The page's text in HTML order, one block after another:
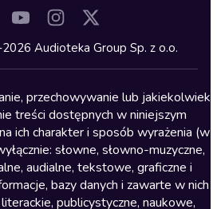
Audioteka Group Sp. z o.o.
przechowywanie lub jakiekolwiek
treści dostępnych w niniejszym
ich charakter i sposób wyrażenia (w
słowne, słowno-muzyczne,
audialne, tekstowe, graficzne i
bazy danych i zawarte w nich
publicystyczne, naukowe,